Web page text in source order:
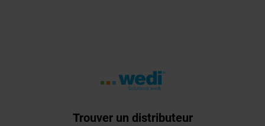
Trouver un distributeur